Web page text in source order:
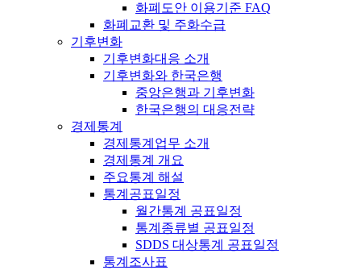
화폐도안 이용기준 FAQ
화폐교환 및 주화수급
기후변화
기후변화대응 소개
기후변화와 한국은행
중앙은행과 기후변화
한국은행의 대응전략
경제통계
경제통계업무 소개
경제통계 개요
주요통계 해설
통계공표일정
월간통계 공표일정
통계종류별 공표일정
SDDS 대상통계 공표일정
통계조사표